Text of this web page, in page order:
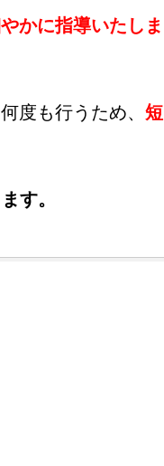
かに指導いたしま
度も行うため、 短
す。